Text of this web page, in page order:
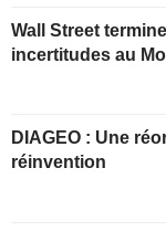
Wall Street
incertitudes au
DIAGEO : Une réorganisation, pas une
réinvention